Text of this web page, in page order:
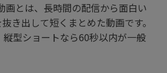
画とは、長時間の配信から面白い
き出して短くまとめた動画です。
型ショートなら60秒以内が一般